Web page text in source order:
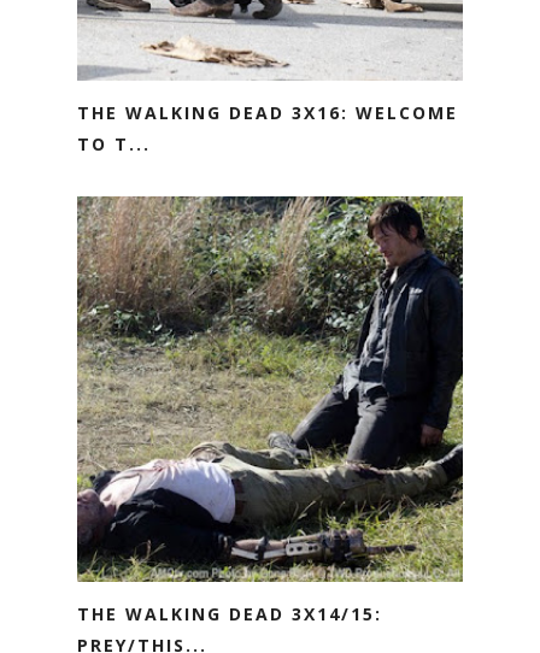
THE WALKING DEAD 3X16: WELCOME
TO T...
THE WALKING DEAD 3X14/15:
PREY/THIS...